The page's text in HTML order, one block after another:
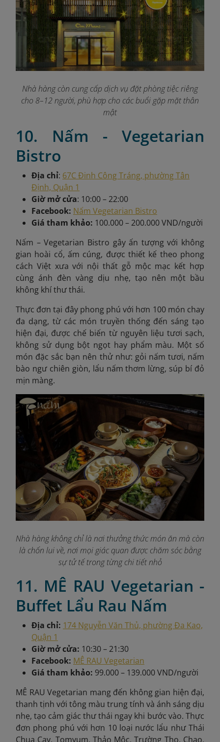
Nhà hàng còn cung cấp dịch vụ đặt phòng tiệc riêng
cho 8–12 người, phù hợp cho các buổi gặp mặt thân
mật
10. Nấm - Vegetarian
Bistro
Địa chỉ: 67C Đinh Công Tráng, phường Tân
Định, Quận 1
Giờ mở cửa: 10:00 – 22:00
Facebook: Nấm Vegetarian Bistro
Giá tham khảo: 100.000 – 200.000 VND/người
Nấm – Vegetarian Bistro gây ấn tượng với không
gian hoài cổ, ấm cúng, được thiết kế theo phong
cách Việt xưa với nội thất gỗ mộc mạc kết hợp
cùng ánh đèn vàng dịu nhẹ, tạo nên một bầu
không khí thư thái.
Thực đơn tại đây phong phú với hơn 100 món chay
đa dạng, từ các món truyền thống đến sáng tạo
hiện đại, được chế biến từ nguyên liệu tươi sạch,
không sử dụng bột ngọt hay phẩm màu. Một số
món đặc sắc bạn nên thử như: gỏi nấm tươi, nấm
bào ngư chiên giòn, lẩu nấm thơm lừng, súp bí đỏ
mịn màng.
Nhà hàng không chỉ là nơi thưởng thức món ăn mà còn
là chốn lui về, nơi mọi giác quan được chăm sóc bằng
sự tử tế trong từng chi tiết nhỏ
11. MÊ RAU Vegetarian -
Buffet Lẩu Rau Nấm
Địa chỉ: 174 Nguyễn Văn Thủ, phường Đa Kao,
Quận 1
Giờ mở cửa: 10:30 – 21:30
Facebook: MÊ RAU Vegetarian
Giá tham khảo: 99.000 – 139.000 VND/người
MÊ RAU Vegetarian mang đến không gian hiện đại,
thanh tịnh với tông màu trung tính và ánh sáng dịu
nhẹ, tạo cảm giác thư thái ngay khi bước vào. Thực
đơn phong phú với hơn 10 loại nước lẩu như Thái
Chua Cay, Tomyum, Thảo Mộc, Trường Thọ, Chao,